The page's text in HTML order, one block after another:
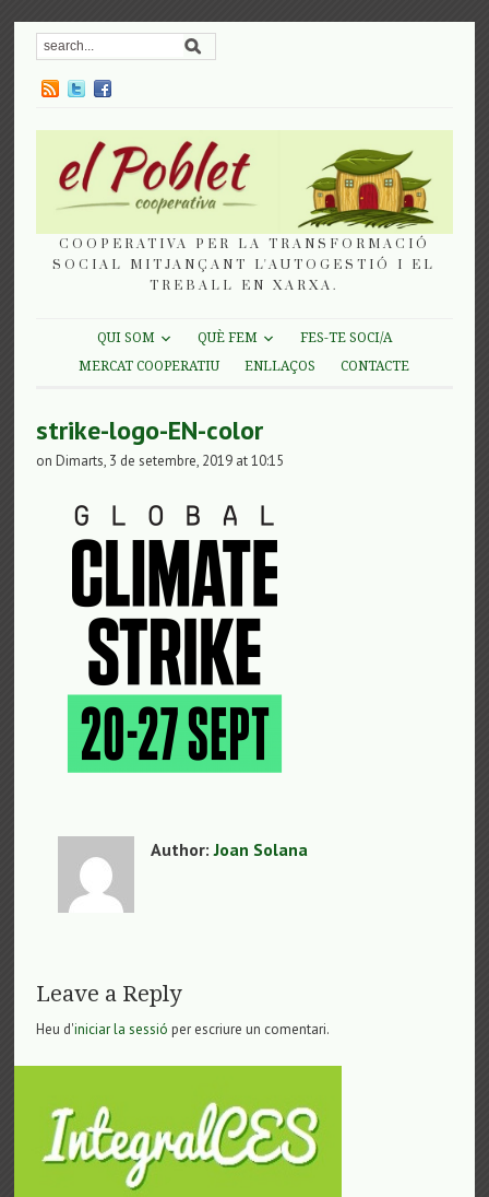
COOPERATIVA PER LA TRANSFORMACIÓ
SOCIAL MITJANÇANT L'AUTOGESTIÓ I EL
TREBALL EN XARXA.
QUI SOM QUÈ FEM
FES-TE SOCI/A
MERCAT COOPERATIU
ENLLAÇOS CONTACTE
strike-logo-EN-color
on Dimarts, 3 de setembre, 2019 at 10:15
Author:Joan Solana
Leave a Reply
Heu d'iniciar la sessió per escriure un comentari.